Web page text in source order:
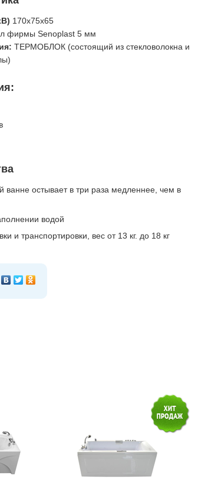
170х75х65
фирмы Senoplast 5 мм
: ТЕРМОБЛОК (состоящий из стекловолокна и
ванне остывает в три раза медленнее, чем в
водой
и транспортировки, вес от 13 кг. до 18 кг